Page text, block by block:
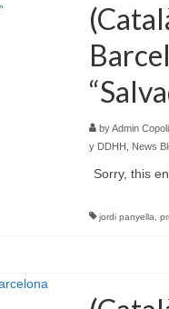
byAdmin
y DDHH
News
Sorry, this
jordi panyella